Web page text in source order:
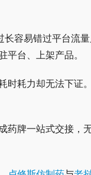
容易错过平台流
台、上架产品。
时耗力却无法下证
药牌一站式交接，